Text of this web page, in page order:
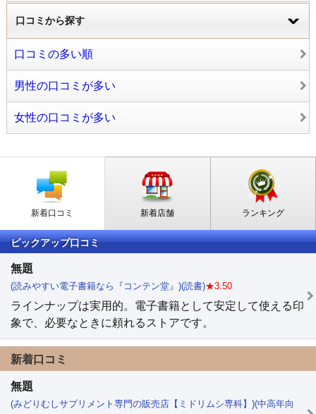
口コミから探す
口コミの多い順
男性の口コミが多い
女性の口コミが多い
新着口コミ 新着店舗 ランキング
ピックアップ口コミ
無題
(読みやすい電子書籍なら『コンテン堂』)(読書)★3.50
ラインナップは実用的。電子書籍として安定して使える印
象で、必要なときに頼れるストアです。
新着口コミ
無題
(みどりむしサプリメント専門の販売店【ミドリムシ専科】)(中高年向